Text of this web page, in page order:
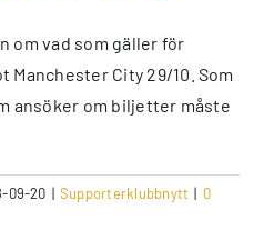
om vad som gäller för
City 29/10. Som
ansöker om biljetter måste
09-20 | Supporterklubbnytt | 0